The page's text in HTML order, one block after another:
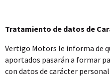
Tratamiento de datos de
Vertigo Motors le informa de
aportados pasarán a formar
con datos de carácter